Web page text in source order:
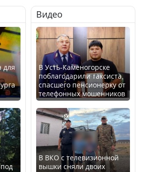
в
В РФ вынесен заочный
приговор по уголовному
делу об убийстве Игоря
Талькова
В России введены
дополнительные
ограничения для
казахстанских прав
для
Видео
В Усть-Каменогорске
поблагодарили таксиста,
спасшего пенсионерку от
телефонных мошенников
В ВКО с телевизионной
вышки сняли двоих